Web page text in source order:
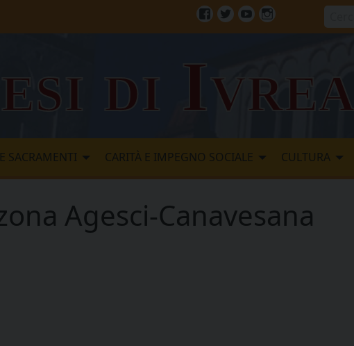
di Ivrea
SACRAMENTI CARITÀ E IMPEGNO SOCIALE CULTURA
Agesci-Canavesana